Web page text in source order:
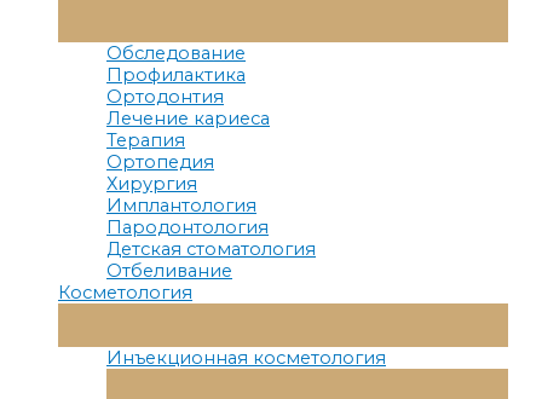
Меню
Обследование
Профилактика
Ортодонтия
Лечение кариеса
Терапия
Ортопедия
Хирургия
Имплантология
Пародонтология
Детская стоматология
Отбеливание
Косметология
Меню
Инъекционная косметология